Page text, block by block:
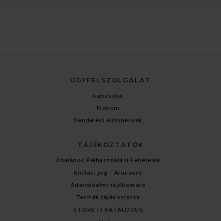
ÜGYFÉLSZOLGÁLAT
Kapcsolat
Fiókom
Rendelési előzmények
TÁJÉKOZTATÓK
Általános Felhasználási Feltételek
Elállási jog - Árucsere
Adatvédelmi tájékoztató
Termék tájékoztatók
STORE 13 KATALÓGUS